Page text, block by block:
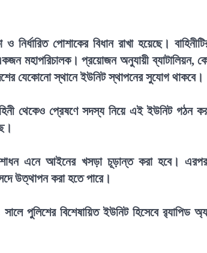
পোশাকের বিধান রাখা হয়েছে।
মহাপরিচালক। প্রয়োজন অনুযায়ী ব্যাটালিয়ন,
যেকোনো স্থানে ইউনিট স্থাপনের সুযোগ থাকবে।
থেকেও প্রেষণে সদস্য নিয়ে এই ইউনিট গঠন
এনে আইনের খসড়া চূড়ান্ত করা হবে। এরপর
উত্থাপন করা হতে পারে।
পুলিশের বিশেষায়িত ইউনিট হিসেবে র‍্যাপিড